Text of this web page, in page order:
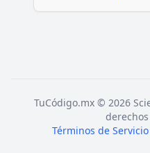
TuCódigo.mx © 2026
Términos de Servicio